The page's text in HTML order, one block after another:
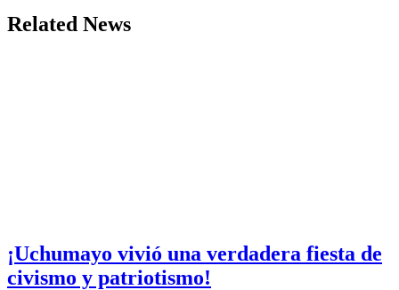
Related News
¡Uchumayo vivió una verdadera fiesta de
civismo y patriotismo!